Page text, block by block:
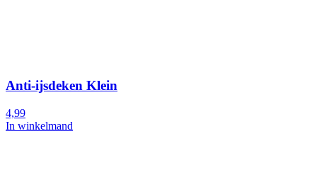
Anti-ijsdeken Klein
4,99
In winkelmand